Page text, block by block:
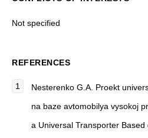
Not specified
REFERENCES
Nesterenko G.A. Proekt
na baze avtomobilya vysokoj
a Universal Transporter